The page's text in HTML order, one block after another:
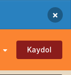
×
Kaydol